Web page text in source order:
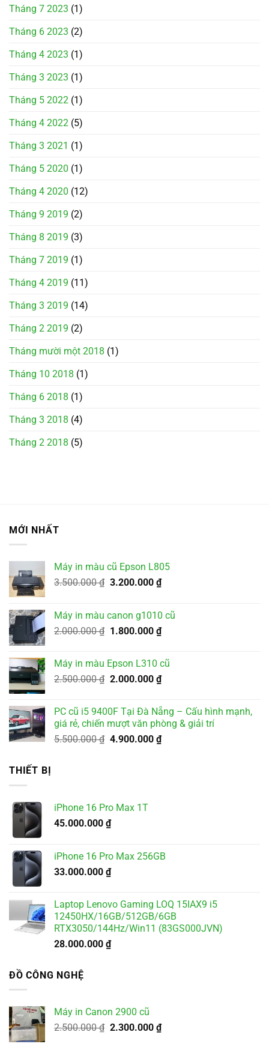
Tháng 7 2023 (1)
Tháng 6 2023 (2)
Tháng 4 2023 (1)
Tháng 3 2023 (1)
Tháng 5 2022 (1)
Tháng 4 2022 (5)
Tháng 3 2021 (1)
Tháng 5 2020 (1)
Tháng 4 2020 (12)
Tháng 9 2019 (2)
Tháng 8 2019 (3)
Tháng 7 2019 (1)
Tháng 4 2019 (11)
Tháng 3 2019 (14)
Tháng 2 2019 (2)
Tháng mười một 2018 (1)
Tháng 10 2018 (1)
Tháng 6 2018 (1)
Tháng 3 2018 (4)
Tháng 2 2018 (5)
MỚI NHẤT
Máy in màu cũ Epson L805
3.500.000₫ Giá
3.500.000 ₫.
3.200.000 ₫Giá
là:
3.200.000 ₫.
Máy in màu canon g1010 cũ
2.000.000₫ Giá
2.000.000 ₫.
1.800.000 ₫Giá
tại
là:
1.800.000 ₫.
Máy in màu Epson L310 cũ
2.500.000₫ Giá
2.500.000 ₫.
2.000.000 ₫Giá
tại
là:
2.000.000 ₫.
PC cũ i5 9400F Tại Đà Nẵng – Cấu hình mạnh,
giá rẻ, chiến mượt văn phòng & giải trí
5.500.000₫ Giá
4.900.000 ₫Giá
THIẾT BỊ
iPhone 16 Pro Max 1T
45.000.000 ₫
iPhone 16 Pro Max 256GB
33.000.000 ₫
Laptop Lenovo Gaming LOQ 15IAX9 i5
12450HX/16GB/512GB/6GB
RTX3050/144Hz/Win11 (83GS000JVN)
28.000.000 ₫
ĐỒ CÔNG NGHỆ
Máy in Canon 2900 cũ
2.500.000₫ Giá
2.300.000 ₫Giá